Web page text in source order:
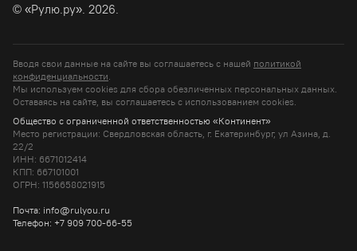
© «Рулю.ру». 2026.
Вводя свои данные на сайте вы соглашаетесь с нашей политикой
конфиденциальности
Мы используем cookies для сбора обезличенных персональных данных.
Оставаясь на сайте, вы соглашаетесь c использованием cookies.
Общество с ограниченной ответственностью «Континент»
Место регистрации: Свердловская область, г. Екатеринбург, ул Азина, д.
22/2
ИНН: 6671012414
КПП: 667101001
ОГРН: 1156658021915
Почта: info@rulyou.ru
Телефон: +7 909 700-66-55